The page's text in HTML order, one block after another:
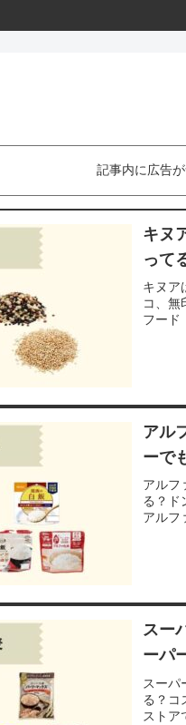
記事内に広告が
キヌ
って
キヌア
コ、無
フード
アル
ーで
アルフ
る？ド
アルフ
スー
ーパ
スーパ
る？コ
ストア